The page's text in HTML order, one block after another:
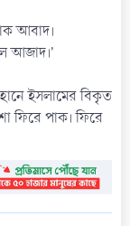
আবাদ।
আজাদ।'
ইসলামের বিকৃত
ফিরে পাক। ফিরে